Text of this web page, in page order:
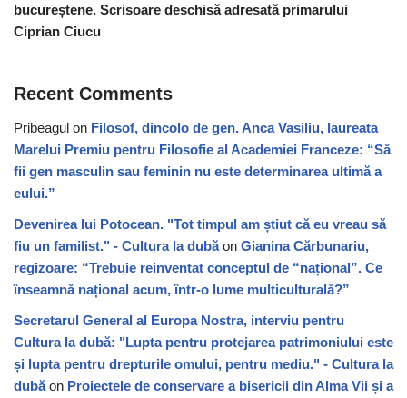
bucureștene. Scrisoare deschisă adresată primarului
Ciprian Ciucu
Recent Comments
Pribeagul on Filosof, dincolo de gen. Anca Vasiliu, laureata
Marelui Premiu pentru Filosofie al Academiei Franceze: “Să
fii gen masculin sau feminin nu este determinarea ultimă a
eului.”
Devenirea lui Potocean. "Tot timpul am știut că eu vreau să
fiu un familist." - Cultura la dubăon Gianina Cărbunariu,
regizoare: “Trebuie reinventat conceptul de “național”. Ce
înseamnă național acum, într-o lume multiculturală?”
Secretarul General al Europa Nostra, interviu pentru
Cultura la dubă: "Lupta pentru protejarea patrimoniului este
și lupta pentru drepturile omului, pentru mediu." - Cultura la
dubăon Proiectele de conservare a bisericii din Alma Vii și a